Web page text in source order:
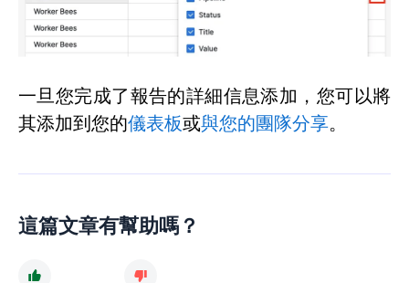
一旦您完成了報告的詳細信息添加，您可以將
其添加到您的儀表板或與您的團隊分享。
這篇文章有幫助嗎？